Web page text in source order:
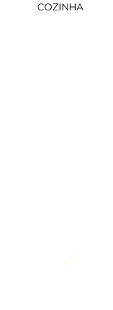
COZINHA
- BRASIL - 29322-100